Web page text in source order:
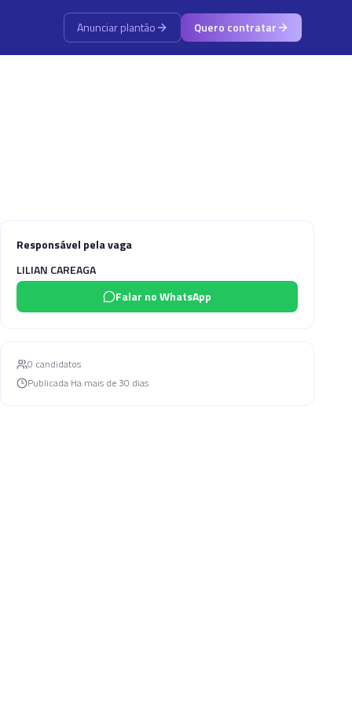
Anunciar plantão Quero contratar
Responsável pela vaga
LILIAN CAREAGA
Falar no WhatsApp
0 candidatos
Publicada Ha mais de 30 dias